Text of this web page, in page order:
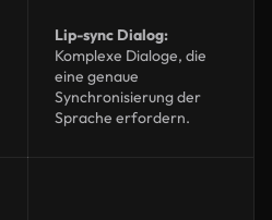
Lip-sync Dialog:
Komplexe Dialoge, die
eine genaue
Synchronisierung der
Sprache erfordern.